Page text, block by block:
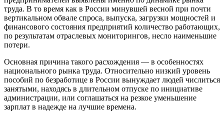
труда. В то время как в России минувшей весной при почти
вертикальном обвале спроса, выпуска, загрузки мощностей и
финансового состояния предприятий количество работающих,
по результатам отраслевых мониторингов, несло наименьшие
потери.
Основная причина такого расхождения — в особенностях
национального рынка труда. Относительно низкий уровень
пособий по безработице в России вынуждает людей числиться
занятыми, находясь в длительном отпуске по инициативе
администрации, или соглашаться на резкое уменьшение
зарплат в надежде на лучшие времена.